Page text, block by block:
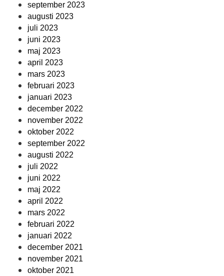
september 2023
augusti 2023
juli 2023
juni 2023
maj 2023
april 2023
mars 2023
februari 2023
januari 2023
december 2022
november 2022
oktober 2022
september 2022
augusti 2022
juli 2022
juni 2022
maj 2022
april 2022
mars 2022
februari 2022
januari 2022
december 2021
november 2021
oktober 2021